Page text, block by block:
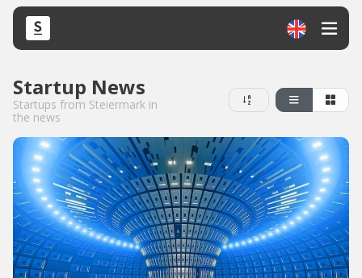
Startup News
Startups from Steiermark in
the news